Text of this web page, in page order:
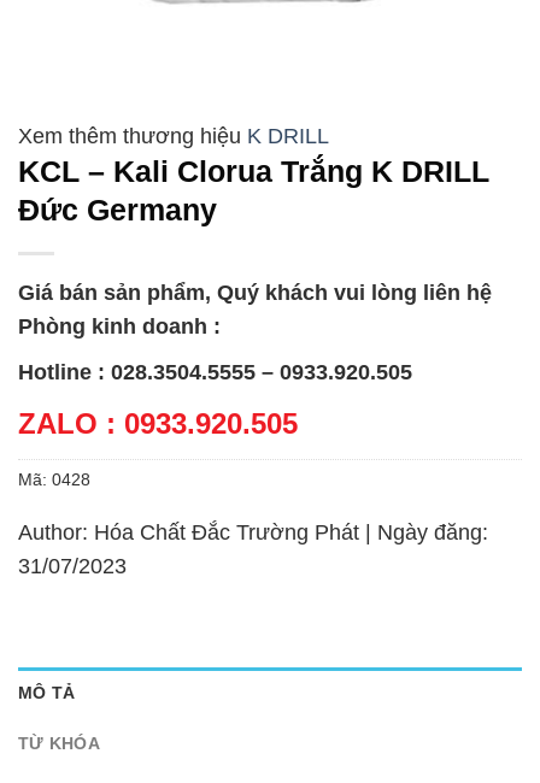
K DRILL
KCL – Kali Clorua Trắng K DRILL
Đức Germany
Giá bán sản phẩm, Quý khách vui lòng liên hệ
Phòng kinh doanh :
Hotline : 028.3504.5555 – 0933.920.505
ZALO : 0933.920.505
Mã: 0428
Author: Hóa Chất Đắc Trường Phát | Ngày đăng:
31/07/2023
MÔ TẢ
TỪ KHÓA